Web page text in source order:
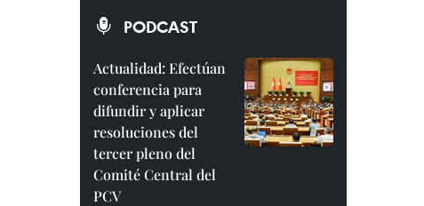
PODCAST
Actualidad: Efectúan
conferencia para
difundir y aplicar
resoluciones del
tercer pleno del
Comité Central del
PCV